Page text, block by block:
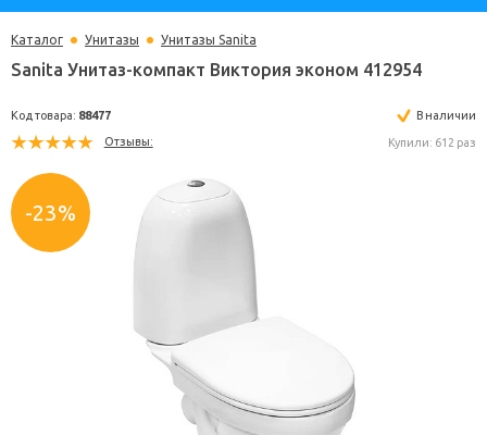
Каталог Унитазы Унитазы Sanita
-23%
Sanita Унитаз-компакт Виктория эконом 412954